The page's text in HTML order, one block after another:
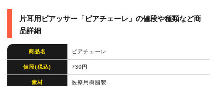
片耳用ピアッサー「ピアチェーレ」の値段や種類など商
品詳細
商品名 ピアチェーレ
値段(税込) 730円
素材 医療用樹脂製